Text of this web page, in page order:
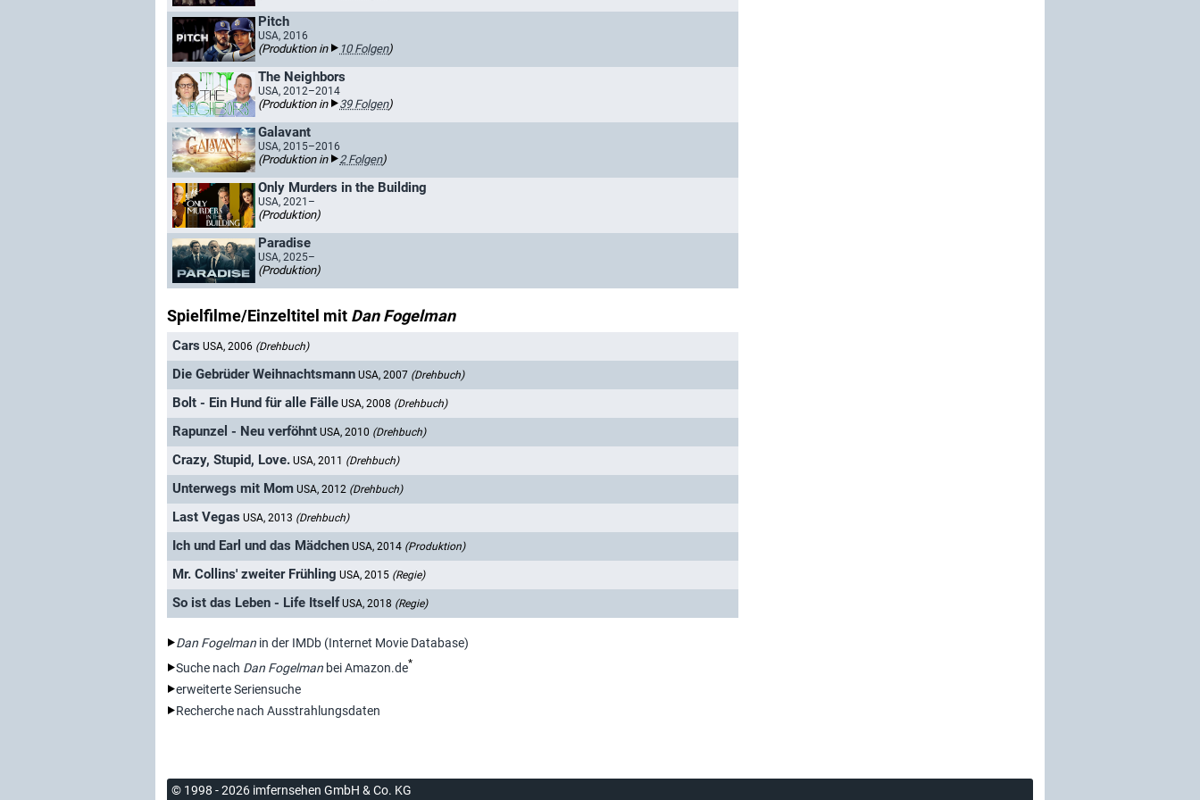
Pitch
USA, 2016
(Produktion in 10 Folgen)
The Neighbors
USA, 2012–2014
(Produktion in 39 Folgen)
Galavant
USA, 2015–2016
(Produktion in 2 Folgen)
Only Murders in the Building
USA, 2021–
(Produktion)
Paradise
USA, 2025–
(Produktion)
Spielfilme/Einzeltitel mit Dan Fogelman
Cars USA, 2006 (Drehbuch)
Die Gebrüder Weihnachtsmann USA, 2007 (Drehbuch)
Bolt - Ein Hund für alle Fälle USA, 2008 (Drehbuch)
Rapunzel - Neu verföhnt USA, 2010 (Drehbuch)
Crazy, Stupid, Love. USA, 2011 (Drehbuch)
Unterwegs mit Mom USA, 2012 (Drehbuch)
Last Vegas USA, 2013 (Drehbuch)
Ich und Earl und das Mädchen USA, 2014 (Produktion)
Mr. Collins' zweiter Frühling USA, 2015 (Regie)
So ist das Leben - Life Itself USA, 2018 (Regie)
Dan Fogelman in der IMDb (Internet Movie Database)
Suche nach Dan Fogelman bei Amazon.de*
erweiterte Seriensuche
Recherche nach Ausstrahlungsdaten
© 1998 - 2026 imfernsehen GmbH & Co. KG